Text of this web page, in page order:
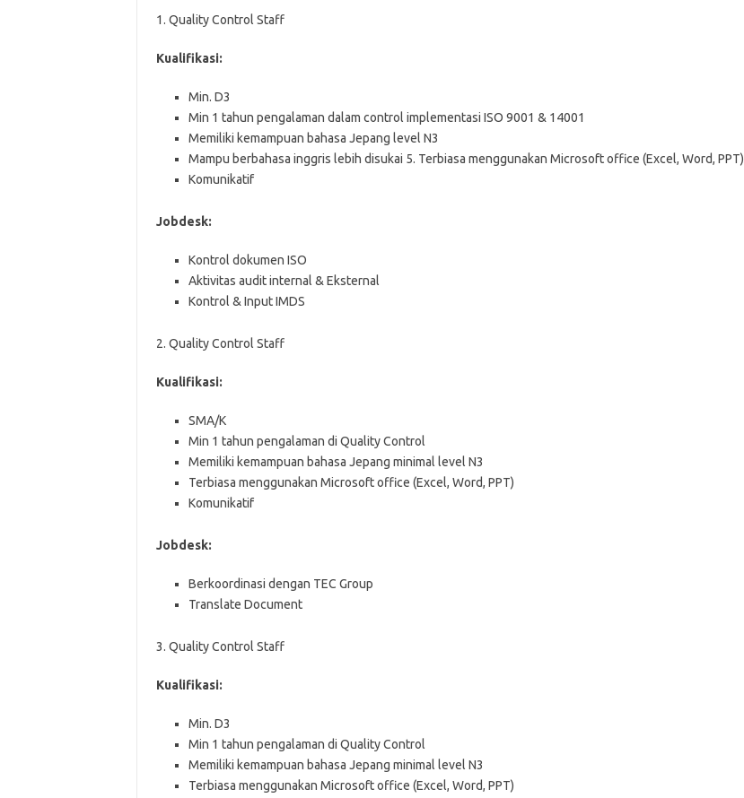
1. Quality Control Staff
Kualifikasi:
Min. D3
Min 1 tahun pengalaman dalam control implementasi ISO 9001 & 14001
Memiliki kemampuan bahasa Jepang level N3
Mampu berbahasa inggris lebih disukai 5. Terbiasa menggunakan Microsoft office (Excel, Word, PPT)
Komunikatif
Jobdesk:
Kontrol dokumen ISO
Aktivitas audit internal & Eksternal
Kontrol & Input IMDS
2. Quality Control Staff
Kualifikasi:
SMA/K
Min 1 tahun pengalaman di Quality Control
Memiliki kemampuan bahasa Jepang minimal level N3
Terbiasa menggunakan Microsoft office (Excel, Word, PPT)
Komunikatif
Jobdesk:
Berkoordinasi dengan TEC Group
Translate Document
3. Quality Control Staff
Kualifikasi:
Min. D3
Min 1 tahun pengalaman di Quality Control
Memiliki kemampuan bahasa Jepang minimal level N3
Terbiasa menggunakan Microsoft office (Excel, Word, PPT)